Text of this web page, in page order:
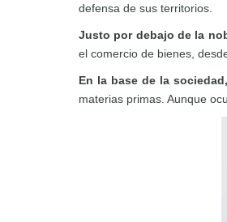
defensa de sus territorios.
Justo por debajo de la
el comercio de bienes,
En la base de la
materias primas. Aunque